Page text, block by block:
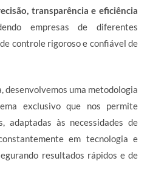
transparência e eficiência
empresas de diferentes
controle rigoroso e confiável de
desenvolvemos uma metodologia
exclusivo que nos permite
adaptadas às necessidades de
em tecnologia e
resultados rápidos e de